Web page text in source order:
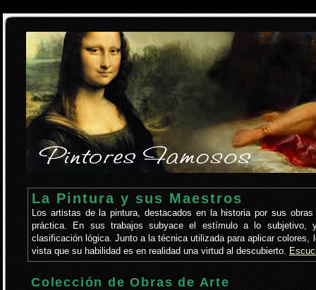
La Pintura y sus Maestros
Los artistas de la pintura, destacados en la historia por sus
práctica. En sus trabajos subyace el estímulo a lo subjetivo,
clasificación lógica. Junto a la técnica utilizada para aplicar colores,
vista que su habilidad es en realidad una virtud al descubierto.
Colección de Obras de Arte